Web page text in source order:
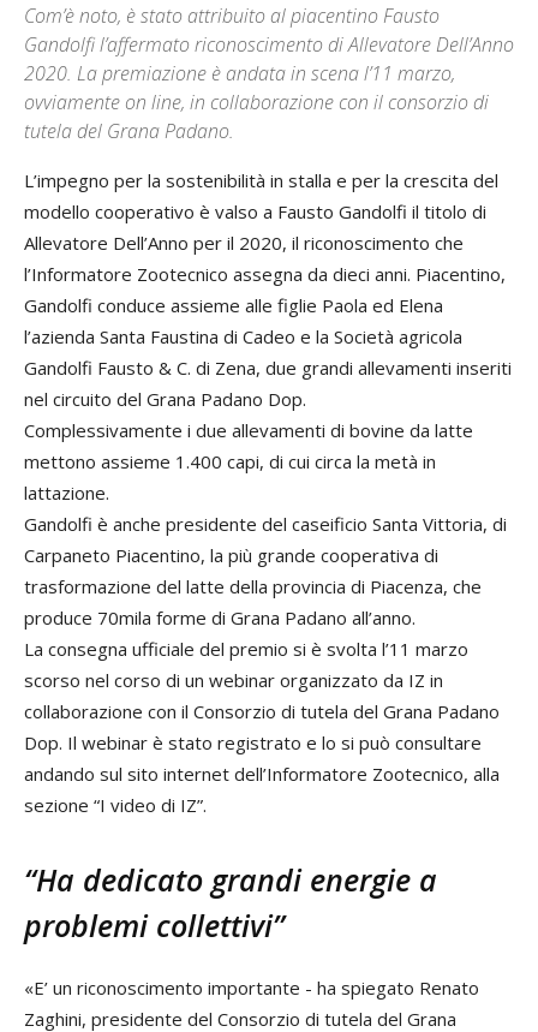
Com’è noto, è stato attribuito al piacentino Fausto
Gandolfi l’affermato riconoscimento di Allevatore Dell’Anno
2020. La premiazione è andata in scena l’11 marzo,
ovviamente on line, in collaborazione con il consorzio di
tutela del Grana Padano.
L’impegno per la sostenibilità in stalla e per la crescita del
modello cooperativo è valso a Fausto Gandolfi il titolo di
Allevatore Dell’Anno per il 2020, il riconoscimento che
l’Informatore Zootecnico assegna da dieci anni. Piacentino,
Gandolfi conduce assieme alle figlie Paola ed Elena
l’azienda Santa Faustina di Cadeo e la Società agricola
Gandolfi Fausto & C. di Zena, due grandi allevamenti inseriti
nel circuito del Grana Padano Dop.
Complessivamente i due allevamenti di bovine da latte
mettono assieme 1.400 capi, di cui circa la metà in
lattazione.
Gandolfi è anche presidente del caseificio Santa Vittoria, di
Carpaneto Piacentino, la più grande cooperativa di
trasformazione del latte della provincia di Piacenza, che
produce 70mila forme di Grana Padano all’anno.
La consegna ufficiale del premio si è svolta l’11 marzo
scorso nel corso di un webinar organizzato da IZ in
collaborazione con il Consorzio di tutela del Grana Padano
Dop. Il webinar è stato registrato e lo si può consultare
andando sul sito internet dell’Informatore Zootecnico, alla
sezione “I video di IZ”.
“Ha dedicato grandi energie a
problemi collettivi”
«E’ un riconoscimento importante - ha spiegato Renato
Zaghini, presidente del Consorzio di tutela del Grana